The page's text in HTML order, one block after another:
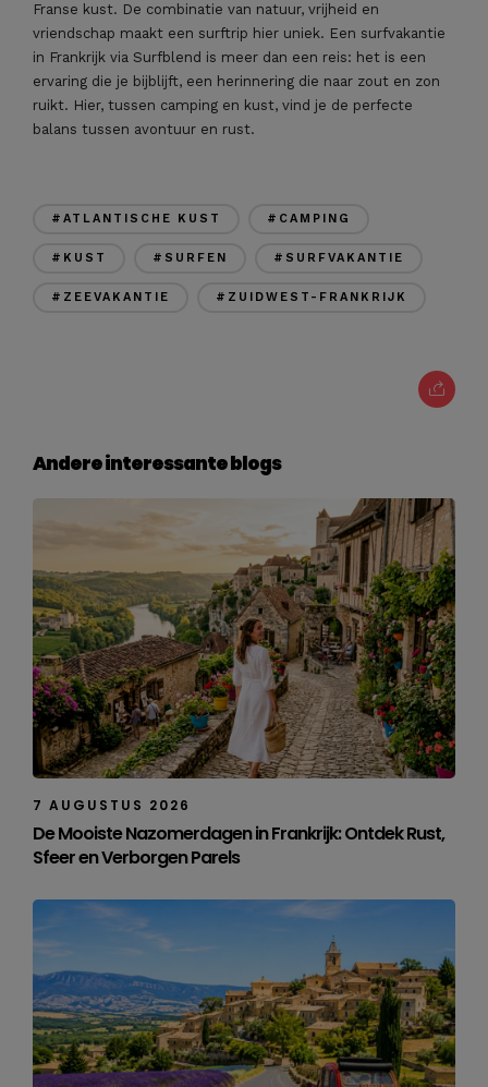
Franse kust. De combinatie van natuur, vrijheid en
vriendschap maakt een surftrip hier uniek. Een surfvakantie
in Frankrijk via Surfblend is meer dan een reis: het is een
ervaring die je bijblijft, een herinnering die naar zout en zon
ruikt. Hier, tussen camping en kust, vind je de perfecte
balans tussen avontuur en rust.
#ATLANTISCHE KUST #CAMPING
#KUST #SURFEN #SURFVAKANTIE
#ZEEVAKANTIE #ZUIDWEST-FRANKRIJK
Andere interessante blogs
7 AUGUSTUS 2026
De Mooiste Nazomerdagen in Frankrijk: Ontdek Rust,
Sfeer en Verborgen Parels